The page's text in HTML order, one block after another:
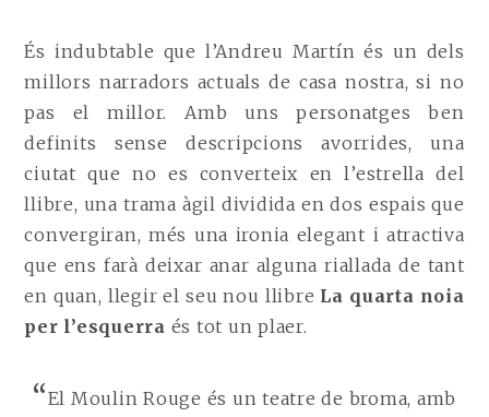
És indubtable que l’Andreu Martín és un dels
millors narradors actuals de casa nostra, si no
pas el millor. Amb uns personatges ben
definits sense descripcions avorrides, una
ciutat que no es converteix en l’estrella del
llibre, una trama àgil dividida en dos espais que
convergiran, més una ironia elegant i atractiva
que ens farà deixar anar alguna riallada de tant
en quan, llegir el seu nou llibre La quarta noia
per l’esquerra és tot un plaer.
“El Moulin Rouge és un teatre de broma, amb